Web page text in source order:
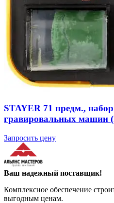
STAYER 71 предм.,
гравировальных машин
Запросить цену
Ваш надежный поставщик!
Комплексное обеспечение
выгодным ценам.